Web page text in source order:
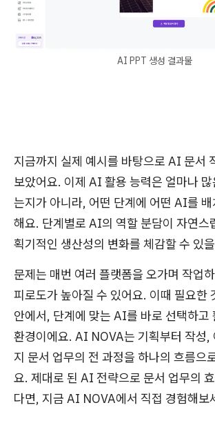
AI PPT 생성 결과물
지금까지 실제 예시를 바탕으로 AI 문서
보았어요. 이제 AI 활용 능력은 얼마나
는지가 아니라, 어떤 단계에 어떤 AI를
해요. 단계별로 AI의 역할 분담이 자연스
획기적인 생산성의 변화를 체감할 수 있
문제는 매번 여러 플랫폼을 오가며 작업
피로도가 높아질 수 있어요. 이때 필요한
안에서, 단계에 맞는 AI를 바로 선택하고
환경이에요. AI NOVA는 기획부터 작성,
지 문서 업무의 전 과정을 하나의 흐름으
요. 제대로 된 AI 전략으로 문서 업무의
다면, 지금 AI NOVA에서 직접 경험해보